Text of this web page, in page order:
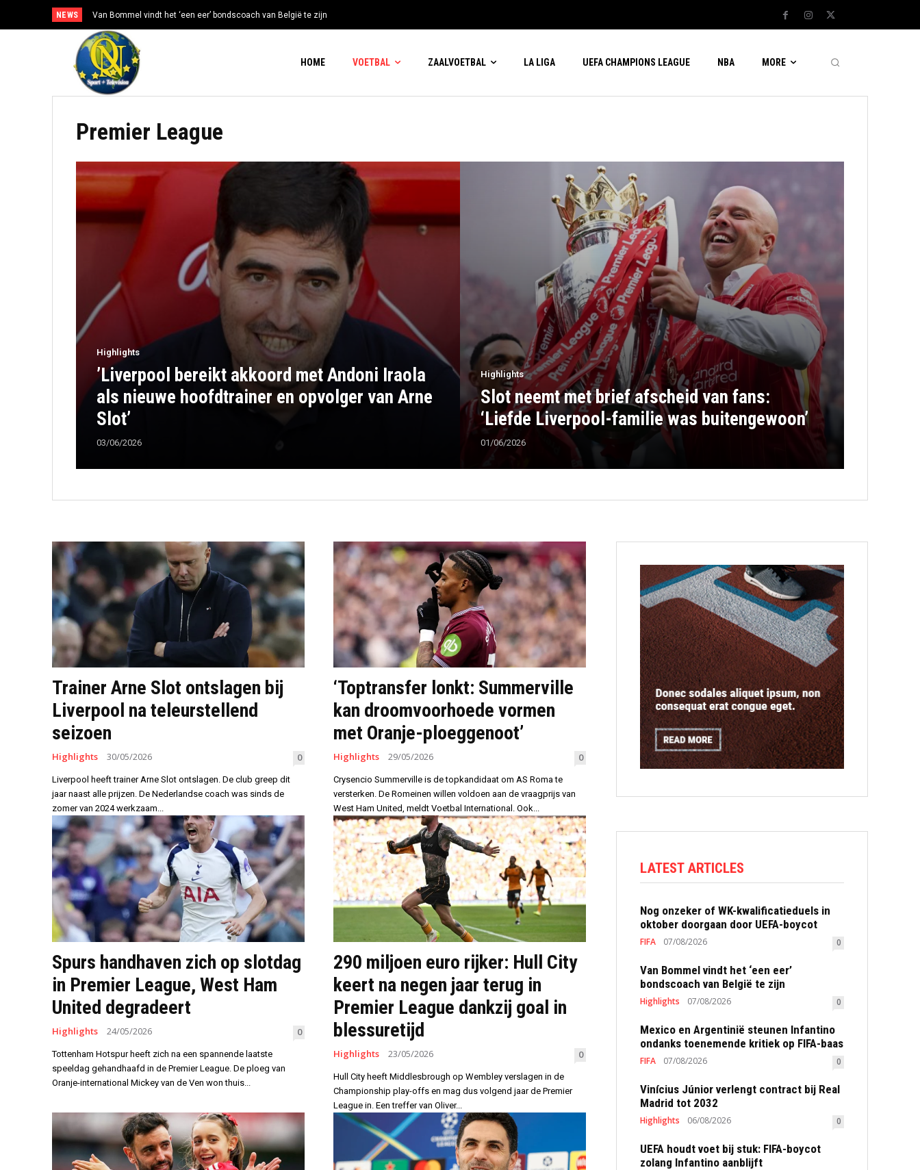
NEWS Van Bommel vindt het ‘een eer’ bondscoach van België te zijn
HOME VOETBAL ZAALVOETBAL LA LIGA UEFA CHAMPIONS LEAGUE NBA MORE
Premier League
Highlights
’Liverpool bereikt akkoord met Andoni Iraola
als nieuwe hoofdtrainer en opvolger van Arne
Slot’
03/06/2026
Highlights
Slot neemt met brief afscheid van fans:
‘Liefde Liverpool-familie was buitengewoon’
01/06/2026
Trainer Arne Slot ontslagen bij
Liverpool na teleurstellend
seizoen
Highlights 30/05/2026 0
Liverpool heeft trainer Arne Slot ontslagen. De club greep dit
jaar naast alle prijzen. De Nederlandse coach was sinds de
zomer van 2024 werkzaam...
‘Toptransfer lonkt: Summerville
kan droomvoorhoede vormen
met Oranje-ploeggenoot’
Highlights 29/05/2026 0
Crysencio Summerville is de topkandidaat om AS Roma te
versterken. De Romeinen willen voldoen aan de vraagprijs van
West Ham United, meldt Voetbal International. Ook...
Spurs handhaven zich op slotdag
in Premier League, West Ham
United degradeert
Highlights 24/05/2026 0
Tottenham Hotspur heeft zich na een spannende laatste
speeldag gehandhaafd in de Premier League. De ploeg van
Oranje-international Mickey van de Ven won thuis...
290 miljoen euro rijker: Hull City
keert na negen jaar terug in
Premier League dankzij goal in
blessuretijd
Highlights 23/05/2026 0
Hull City heeft Middlesbrough op Wembley verslagen in de
Championship play-offs en mag dus volgend jaar de Premier
League in. Een treffer van Oliver...
LATEST ARTICLES
Nog onzeker of WK-kwalificatieduels in
oktober doorgaan door UEFA-boycot
FIFA 07/08/2026 0
Van Bommel vindt het ‘een eer’
bondscoach van België te zijn
Highlights 07/08/2026 0
Mexico en Argentinië steunen Infantino
ondanks toenemende kritiek op FIFA-baas
FIFA 07/08/2026 0
Vinícius Júnior verlengt contract bij Real
Madrid tot 2032
Highlights 06/08/2026 0
UEFA houdt voet bij stuk: FIFA-boycot
zolang Infantino aanblijft